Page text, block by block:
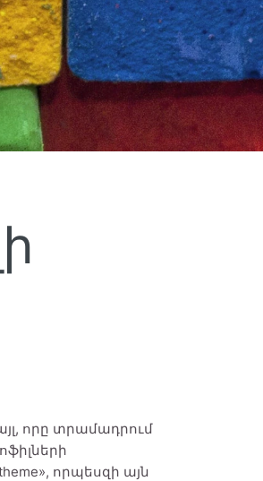
որը տրամադրում
որպեսզի այն